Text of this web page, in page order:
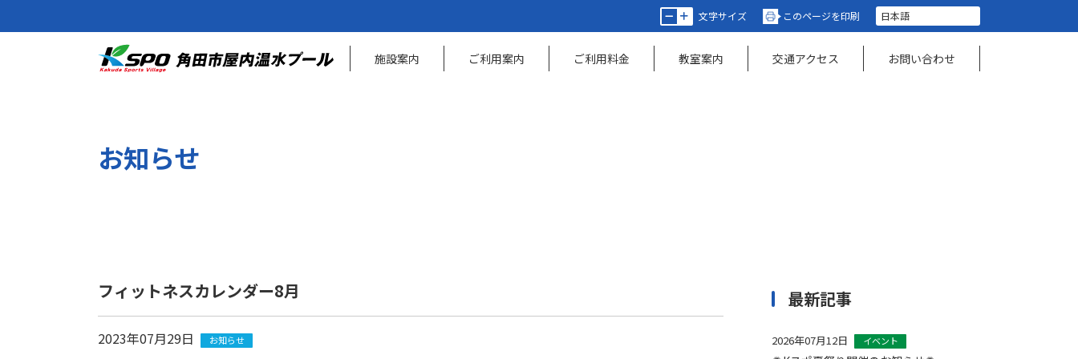
文字サイズ このページを印刷
施設案内 ご利用案内 ご利用料金 教室案内 交通アクセス お問い合わせ
お知らせ
フィットネスカレンダー8月
2023年07月29日 お知らせ
最新記事
2026年07月12日 イベント